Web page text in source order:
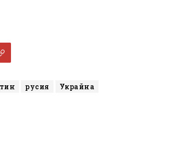
русия Украйна